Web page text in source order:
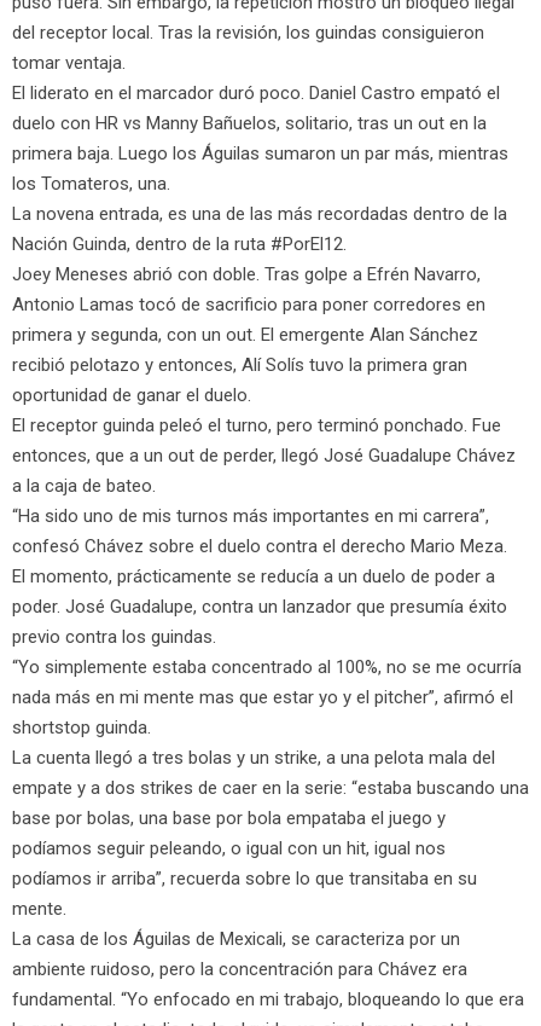
del receptor local. Tras la revisión, los guindas consiguieron
tomar ventaja.
El liderato en el marcador duró poco. Daniel Castro empató el
duelo con HR vs Manny Bañuelos, solitario, tras un out en la
primera baja. Luego los Águilas sumaron un par más, mientras
los Tomateros, una.
La novena entrada, es una de las más recordadas dentro de la
Nación Guinda, dentro de la ruta #PorEl12.
Joey Meneses abrió con doble. Tras golpe a Efrén Navarro,
Antonio Lamas tocó de sacrificio para poner corredores en
primera y segunda, con un out. El emergente Alan Sánchez
recibió pelotazo y entonces, Alí Solís tuvo la primera gran
oportunidad de ganar el duelo.
El receptor guinda peleó el turno, pero terminó ponchado. Fue
entonces, que a un out de perder, llegó José Guadalupe Chávez
a la caja de bateo.
“Ha sido uno de mis turnos más importantes en mi carrera”,
confesó Chávez sobre el duelo contra el derecho Mario Meza.
El momento, prácticamente se reducía a un duelo de poder a
poder. José Guadalupe, contra un lanzador que presumía éxito
previo contra los guindas.
“Yo simplemente estaba concentrado al 100%, no se me ocurría
nada más en mi mente mas que estar yo y el pitcher”, afirmó el
shortstop guinda.
La cuenta llegó a tres bolas y un strike, a una pelota mala del
empate y a dos strikes de caer en la serie: “estaba buscando una
base por bolas, una base por bola empataba el juego y
podíamos seguir peleando, o igual con un hit, igual nos
podíamos ir arriba”, recuerda sobre lo que transitaba en su
mente.
La casa de los Águilas de Mexicali, se caracteriza por un
ambiente ruidoso, pero la concentración para Chávez era
fundamental. “Yo enfocado en mi trabajo, bloqueando lo que era